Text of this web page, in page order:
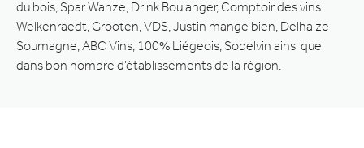
du bois, Spar Wanze, Drink Boulanger, Comptoir des vins
Welkenraedt, Grooten, VDS, Justin mange bien, Delhaize
Soumagne, ABC Vins, 100% Liégeois, Sobelvin ainsi que
dans bon nombre d’établissements de la région.